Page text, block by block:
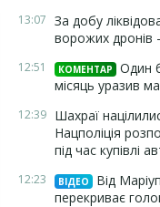
13:07 За добу
ворожих
12:51 КОМЕНТАР
Один
місяць уразив
12:39 Шахраї
Нацполіція
під час купівлі
12:23 ВІДЕО
Від
перекриває